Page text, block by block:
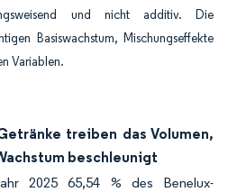
und nicht additiv. Die
Basiswachstum, Mischungseffekte
Variablen.
treiben das Volumen,
beschleunigt
2025 65,54 % des Benelux-